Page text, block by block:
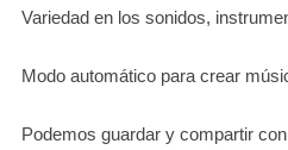
Variedad en los sonidos,
Modo automático para crear
Podemos guardar y compartir